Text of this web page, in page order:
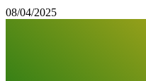
08/04/2025